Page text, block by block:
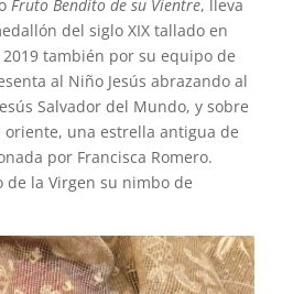
Fruto Bendito de su Vientre, lleva
del siglo XIX tallado en
también por su equipo de
al Niño Jesús abrazando al
Salvador del Mundo, y sobre
una estrella antigua de
por Francisca Romero.
de la Virgen su nimbo de